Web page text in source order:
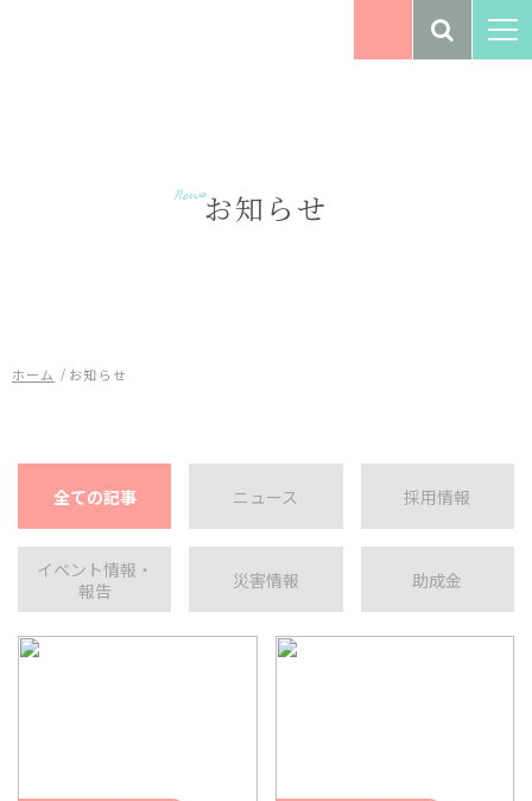
燕市障がい者地域
生活支援センターはばたき
燕市吉田老人センター
屋内ゲートボール場すぱーく燕
相談したい
災害情報
プライバシーポリシー
お知らせ
News
ホーム / お知らせ
全ての記事 ニュース 採用情報
イベント情報・
報告
災害情報 助成金